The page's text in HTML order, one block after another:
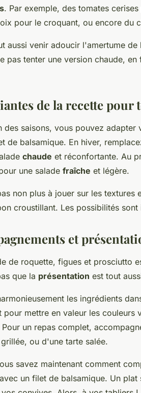
. Par exemple, des tomates
pour le croquant, ou encore du
aussi venir adoucir l'amertume
pas tenter une version chaude,
de la recette pour
des saisons, vous pouvez
de balsamique. En hiver,
chaude et réconfortante. Au
une salade fraîche et légère.
non plus à jouer sur les
croustillant. Les possibilités sont
et
de roquette, figues et prosciutto
que la présentation est tout
les ingrédients
pour mettre en valeur les
un repas complet,
ou d'une tarte salée.
savez maintenant comment
un filet de balsamique. Un